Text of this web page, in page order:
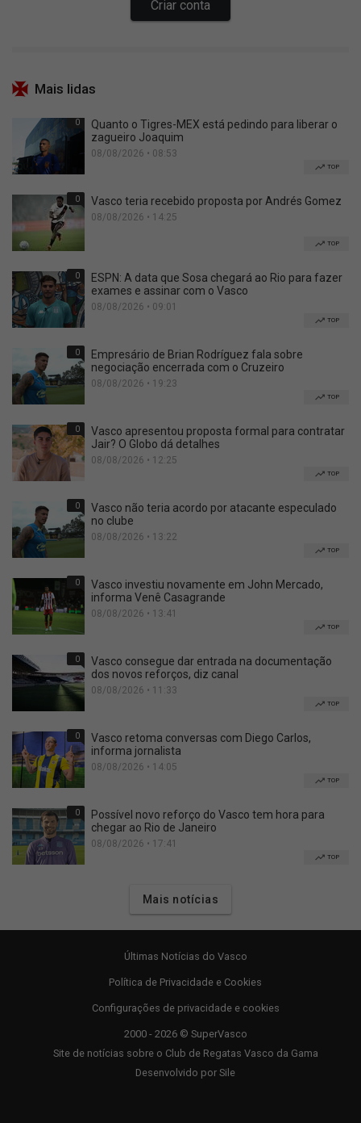
Mais lidas
0
Quanto o Tigres-MEX está pedindo para liberar o
zagueiro Joaquim
08/08/2026 • 08:53
TOP
0 Vasco teria recebido proposta por Andrés Gomez
08/08/2026 • 14:25
TOP
0
ESPN: A data que Sosa chegará ao Rio para fazer
exames e assinar com o Vasco
08/08/2026 • 09:01
TOP
0
Empresário de Brian Rodríguez fala sobre
negociação encerrada com o Cruzeiro
08/08/2026 • 19:23
TOP
0
Vasco apresentou proposta formal para contratar
Jair? O Globo dá detalhes
08/08/2026 • 12:25
TOP
0
Vasco não teria acordo por atacante especulado
no clube
08/08/2026 • 13:22
TOP
0
Vasco investiu novamente em John Mercado,
informa Venê Casagrande
08/08/2026 • 13:41
TOP
0
Vasco consegue dar entrada na documentação
dos novos reforços, diz canal
08/08/2026 • 11:33
TOP
0
Vasco retoma conversas com Diego Carlos,
informa jornalista
08/08/2026 • 14:05
TOP
0
Possível novo reforço do Vasco tem hora para
chegar ao Rio de Janeiro
08/08/2026 • 17:41
TOP
Mais notícias
Últimas Notícias do Vasco
Política de Privacidade e Cookies
Configurações de privacidade e cookies
2000 - 2026 © SuperVasco
Site de notícias sobre o Club de Regatas Vasco da Gama
Desenvolvido por Sile